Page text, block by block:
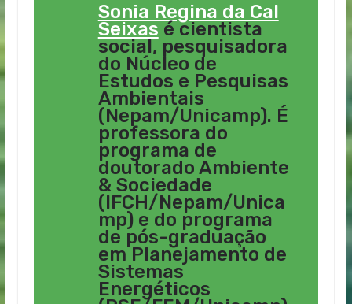
Sonia Regina da Cal
Seixas é cientista
social, pesquisadora
do Núcleo de
Estudos e Pesquisas
Ambientais
(Nepam/Unicamp). É
professora do
programa de
doutorado Ambiente
& Sociedade
(IFCH/Nepam/Unica
mp) e do programa
de pós-graduação
em Planejamento de
Sistemas
Energéticos